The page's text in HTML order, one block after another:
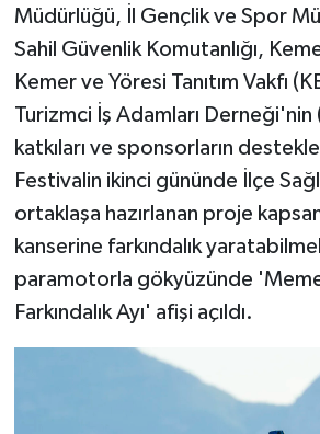
Müdürlüğü, İl Gençlik ve Spor
Sahil Güvenlik Komutanlığı,
Kemer ve Yöresi Tanıtım Vakfı
Turizmci İş Adamları Derneği'nin
katkıları ve sponsorların
Festivalin ikinci gününde İlçe
ortaklaşa hazırlanan proje
kanserine farkındalık
paramotorla gökyüzünde
Farkındalık Ayı' afişi açıldı.